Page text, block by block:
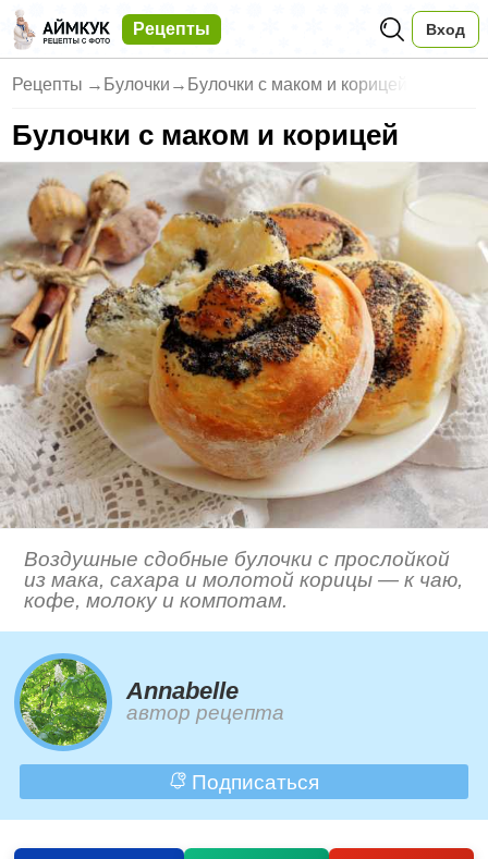
Рецепты Вход
Рецепты → Булочки → Булочки с маком и корицей
Булочки с маком и корицей
Воздушные сдобные булочки с прослойкой
из мака, сахара и молотой корицы — к чаю,
кофе, молоку и компотам.
Annabelle
автор рецепта
Подписаться